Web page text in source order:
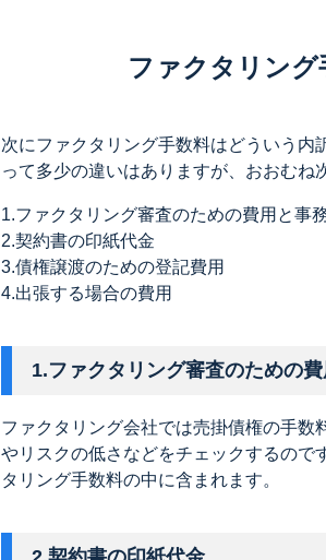
ファクタリング
次にファクタリング手数料はどういう内
って多少の違いはありますが、おおむね
1.ファクタリング審査のための費用と事
2.契約書の印紙代金
3.債権譲渡のための登記費用
4.出張する場合の費用
1.ファクタリング審査のための
ファクタリング会社では売掛債権の手
やリスクの低さなどをチェックするので
タリング手数料の中に含まれます。